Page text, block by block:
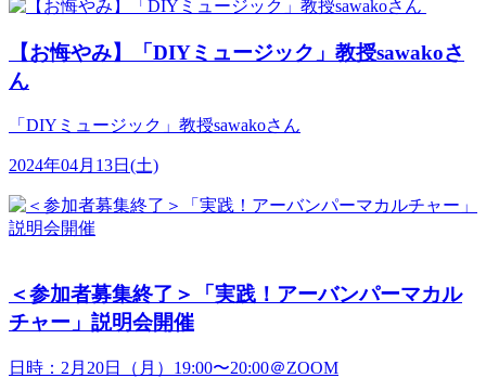
【お悔やみ】「DIYミュージック」教授sawakoさ
ん
「DIYミュージック」教授sawakoさん
2024年04月13日(土)
＜参加者募集終了＞「実践！アーバンパーマカル
チャー」説明会開催
日時：2月20日（月）19:00〜20:00＠ZOOM